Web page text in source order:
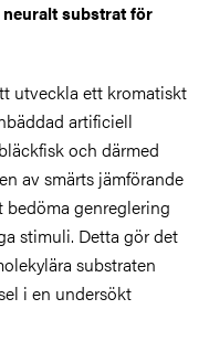
neuralt substrat för
utveckla ett kromatiskt
artificiell
och därmed
av smärts jämförande
genreglering
stimuli. Detta gör det
substraten
i en undersökt